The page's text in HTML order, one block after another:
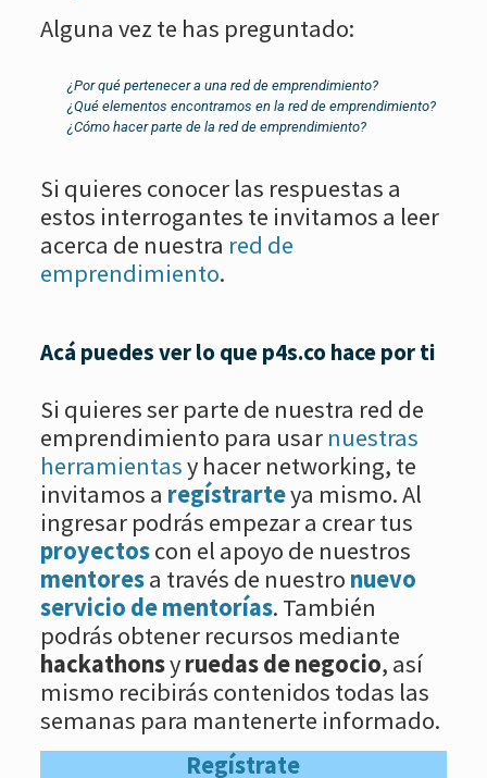
Alguna vez te has preguntado:
¿Por qué pertenecer a una red de emprendimiento?
¿Qué elementos encontramos en la red de emprendimiento?
¿Cómo hacer parte de la red de emprendimiento?
Si quieres conocer las respuestas a
estos interrogantes te invitamos a leer
acerca de nuestra red de
emprendimiento.
Acá puedes ver lo que p4s.co hace por ti
Si quieres ser parte de nuestra red de
emprendimiento para usar nuestras
herramientasy hacer networking, te
invitamos a regístrarteya mismo. Al
ingresar podrás empezar a crear tus
proyectoscon el apoyo de nuestros
mentoresa través de nuestro nuevo
servicio de mentorías. También
podrás obtener recursos mediante
hackathonsyruedas de negocio, así
mismo recibirás contenidos todas las
semanas para mantenerte informado.
Regístrate